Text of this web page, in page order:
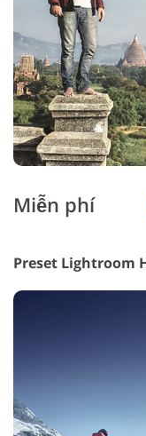
Miễn phí
Preset Lightroom